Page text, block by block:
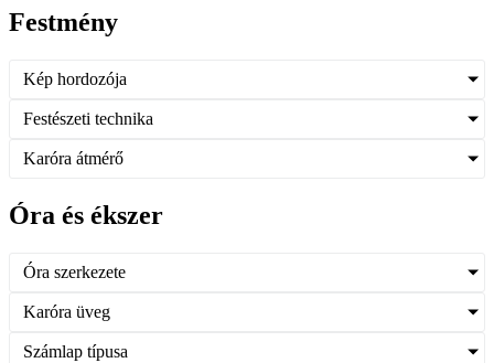
Festmény
Kép hordozója
Festészeti technika
Karóra átmérő
Óra és ékszer
Óra szerkezete
Karóra üveg
Számlap típusa